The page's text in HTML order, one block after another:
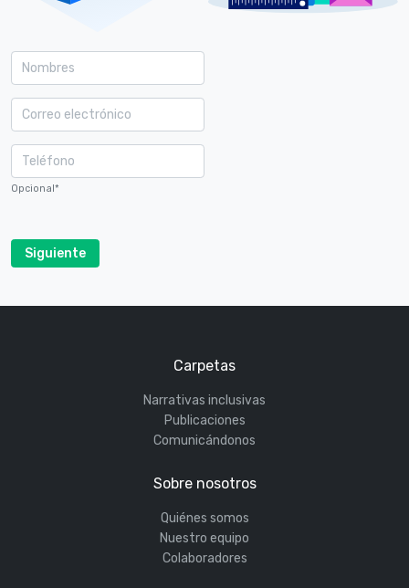
Opcional*
Siguiente
Carpetas
Narrativas inclusivas
Publicaciones
Comunicándonos
Sobre nosotros
Quiénes somos
Nuestro equipo
Colaboradores